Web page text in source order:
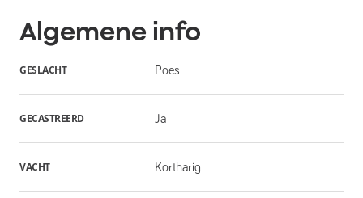
Algemene info
GESLACHT Poes
GECASTREERD Ja
VACHT Kortharig